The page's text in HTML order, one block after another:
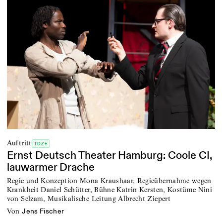
Auftritt TDZ+
Ernst Deutsch Theater Hamburg: Coole CI,
lauwarmer Drache
Regie und Konzeption Mona Kraushaar, Regieübernahme wegen
Krankheit Daniel Schütter, Bühne Katrin Kersten, Kostüme Nini
von Selzam, Musikalische Leitung Albrecht Ziepert
von Jens Fischer